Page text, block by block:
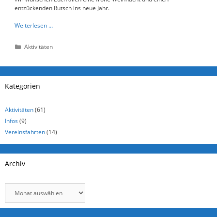
entzückenden Rutsch ins neue Jahr.
Weiterlesen …
Kategorien
Aktivitäten
Kategorien
Aktivitäten(61)
Infos(9)
Vereinsfahrten(14)
Archiv